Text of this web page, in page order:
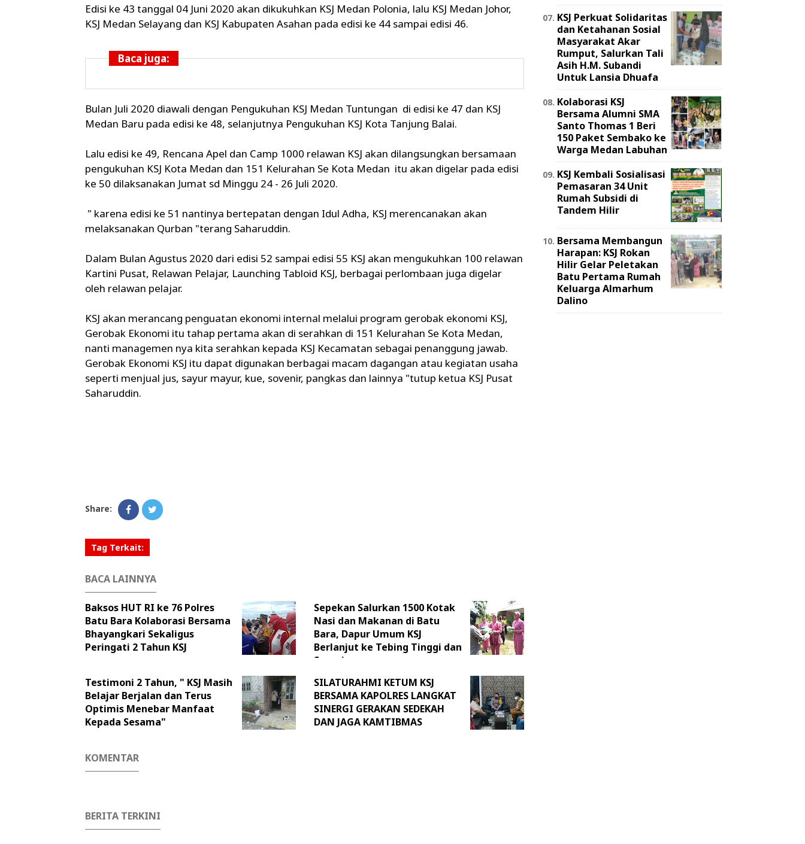
Edisi ke 43 tanggal 04 Juni 2020 akan dikukuhkan KSJ Medan Polonia, lalu KSJ Medan Johor,
KSJ Medan Selayang dan KSJ Kabupaten Asahan pada edisi ke 44 sampai edisi 46.
Baca juga:
Bulan Juli 2020 diawali dengan Pengukuhan KSJ Medan Tuntungan di edisi ke 47 dan KSJ
Medan Baru pada edisi ke 48, selanjutnya Pengukuhan KSJ Kota Tanjung Balai.
Lalu edisi ke 49, Rencana Apel dan Camp 1000 relawan KSJ akan dilangsungkan bersamaan
pengukuhan KSJ Kota Medan dan 151 Kelurahan Se Kota Medan itu akan digelar pada edisi
ke 50 dilaksanakan Jumat sd Minggu 24 - 26 Juli 2020.
" karena edisi ke 51 nantinya bertepatan dengan Idul Adha, KSJ merencanakan akan
melaksanakan Qurban "terang Saharuddin.
Dalam Bulan Agustus 2020 dari edisi 52 sampai edisi 55 KSJ akan mengukuhkan 100 relawan
Kartini Pusat, Relawan Pelajar, Launching Tabloid KSJ, berbagai perlombaan juga digelar
oleh relawan pelajar.
KSJ akan merancang penguatan ekonomi internal melalui program gerobak ekonomi KSJ,
Gerobak Ekonomi itu tahap pertama akan di serahkan di 151 Kelurahan Se Kota Medan,
nanti managemen nya kita serahkan kepada KSJ Kecamatan sebagai penanggung jawab.
Gerobak Ekonomi KSJ itu dapat digunakan berbagai macam dagangan atau kegiatan usaha
seperti menjual jus, sayur mayur, kue, sovenir, pangkas dan lainnya "tutup ketua KSJ Pusat
Saharuddin.
Share:
Tag Terkait:
BACA LAINNYA
Baksos HUT RI ke 76 Polres
Batu Bara Kolaborasi Bersama
Bhayangkari Sekaligus
Peringati 2 Tahun KSJ
Sepekan Salurkan 1500 Kotak
Nasi dan Makanan di Batu
Bara, Dapur Umum KSJ
Berlanjut ke Tebing Tinggi dan
Sergai
Testimoni 2 Tahun, " KSJ Masih
Belajar Berjalan dan Terus
Optimis Menebar Manfaat
Kepada Sesama"
SILATURAHMI KETUM KSJ
BERSAMA KAPOLRES LANGKAT
SINERGI GERAKAN SEDEKAH
DAN JAGA KAMTIBMAS
KOMENTAR
BERITA TERKINI
KSJ Perkuat Solidaritas
dan Ketahanan Sosial
Masyarakat Akar
Rumput, Salurkan Tali
Asih H.M. Subandi
Untuk Lansia Dhuafa
Kolaborasi KSJ
Bersama Alumni SMA
Santo Thomas 1 Beri
150 Paket Sembako ke
Warga Medan Labuhan
KSJ Kembali Sosialisasi
Pemasaran 34 Unit
Rumah Subsidi di
Tandem Hilir
Bersama Membangun
Harapan: KSJ Rokan
Hilir Gelar Peletakan
Batu Pertama Rumah
Keluarga Almarhum
Dalino